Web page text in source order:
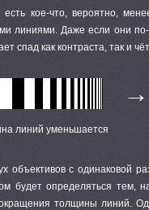
есть кое-что, вероятно,
линиями. Даже если они
спад как контраста, так и
→
линий уменьшается
объективов с одинаковой
будет определяться тем,
толщины линий.